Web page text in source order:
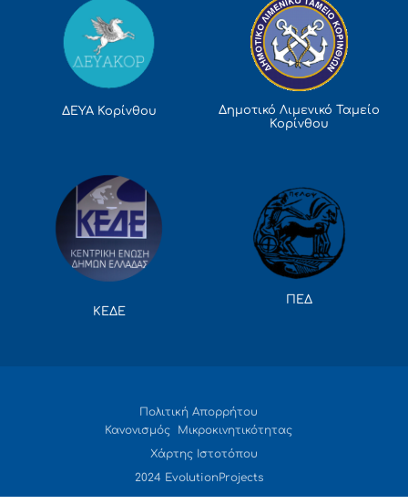
ΔΕΥΑ Κορίνθου
Δημοτικό Λιμενικό Ταμείο
Κορίνθου
ΚΕΔΕ
ΠΕΔ
Πολιτική Απορρήτου
Κανονισμός Μικροκινητικότητας
Χάρτης Ιστοτόπου
2024 EvolutionProjects